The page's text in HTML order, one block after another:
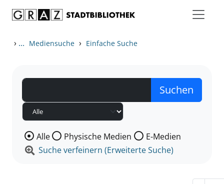
› ... Mediensuche › Einfache Suche
Wählen Sie die Medienart nach der Sie suchen wollen.
Alle Physische Medien
E-Medien
Suche verfeinern (Erweiterte Suche)